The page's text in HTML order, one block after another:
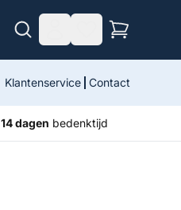
Klantenservice Contact
14 dagen bedenktijd